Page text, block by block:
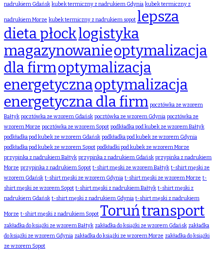
nadrukiem Gdańsk kubek termiczny z nadrukiem Gdynia kubek termiczny z
nadrukiem Morze kubek termiczny z nadrukiem sopot lepsza
dieta płocklogistyka
magazynowanieoptymalizacja
dla firmoptymalizacja
energetycznaoptymalizacja
energetyczna dla firm pocztówka ze wzorem
Bałtyk pocztówka ze wzorem Gdańsk pocztówka ze wzorem Gdynia pocztówka ze
wzorem Morze pocztówka ze wzorem Sopot podkładka pod kubek ze wzorem Bałtyk
podkładka pod kubek ze wzorem Gdańsk podkładka pod kubek ze wzorem Gdynia
podkładka pod kubek ze wzorem Sopot podkładki pod kubek ze wzorem Morze
przypinka z nadrukiem Bałtyk przypinka z nadrukiem Gdańsk przypinka z nadrukiem
Morze przypinka z nadrukiem Sopot t-shirt męski ze wzorem Bałtyk t-shirt męski ze
wzorem Gdańsk t-shirt męski ze wzorem Gdynia t-shirt męski ze wzorem Morze t-
shirt męski ze wzorem Sopot t-shirt męski z nadrukiem Bałtyk t-shirt męski z
nadrukiem Gdańsk t-shirt męski z nadrukiem Gdynia t-shirt męski z nadrukiem
Morze t-shirt męski z nadrukiem Sopot Toruńtransport
zakładka do książki ze wzorem Bałtyk zakładka do książki ze wzorem Gdańsk zakładka
do książki ze wzorem Gdynia zakładka do książki ze wzorem Morze zakładka do książki
ze wzorem Sopot